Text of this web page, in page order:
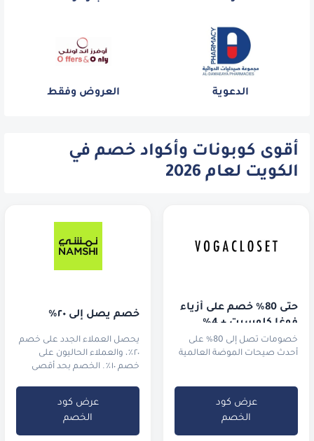
الدعوية العروض وفقط
أقوى كوبونات وأكواد خصم في
الكويت لعام 2026
حتى 80% خصم على أزياء
فوغا كلوسيت + 4%
خصم إضافي!
خصومات تصل إلى 80% على
أحدث صيحات الموضة العالمية
عرض كود
الخصم
خصم يصل إلى ٢٠٪
يحصل العملاء الجدد على خصم
٢٠٪، والعملاء الحاليون على
خصم ١٠٪. الخصم بحد أقصى
عرض كود
الخصم